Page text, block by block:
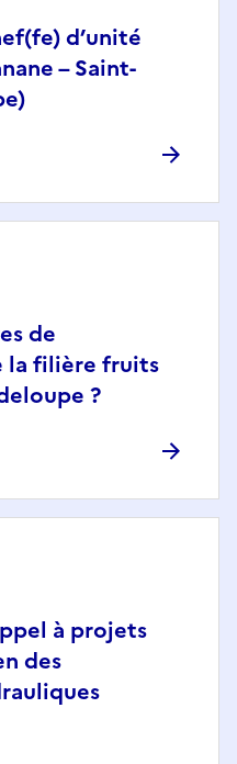
d’unité
– Saint-
de
la filière fruits
?
à projets
des